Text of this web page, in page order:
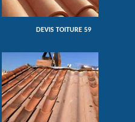
DEVIS TOITURE 59